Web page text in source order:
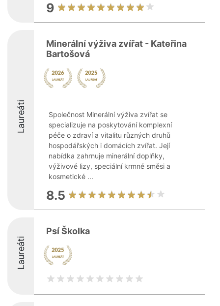
9
Laureáti
Minerální výživa zvířat - Kateřina
Bartošová
Společnost Minerální výživa zvířat se
specializuje na poskytování komplexní
péče o zdraví a vitalitu různých druhů
hospodářských i domácích zvířat. Její
nabídka zahrnuje minerální doplňky,
výživové lizy, speciální krmné směsi a
kosmetické ...
8.5
Laureáti
Psí Školka